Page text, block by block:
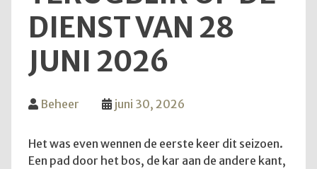
DIENST VAN 28
JUNI 2026
Beheer juni 30, 2026
Het was even wennen de eerste keer dit seizoen.
Een pad door het bos, de kar aan de andere kant,